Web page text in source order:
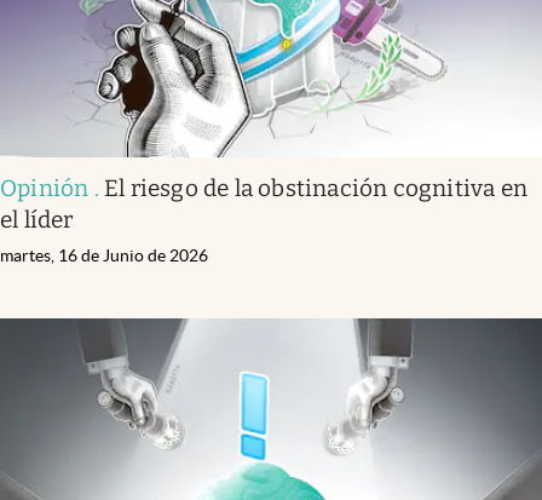
Opinión . El riesgo de la obstinación cognitiva en
el líder
martes, 16 de Junio de 2026